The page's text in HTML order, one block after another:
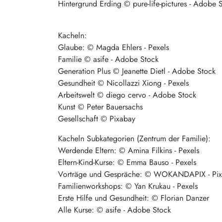
Hintergrund Erding © pure-life-pictures - Adobe
Kacheln:
Glaube: © Magda Ehlers - Pexels
Familie © asife - Adobe Stock
Generation Plus © Jeanette Dietl - Adobe Stock
Gesundheit © Nicollazzi Xiong - Pexels
Arbeitswelt © diego cervo - Adobe Stock
Kunst © Peter Bauersachs
Gesellschaft © Pixabay
Kacheln Subkategorien (Zentrum der Familie):
Werdende Eltern: © Amina Filkins - Pexels
Eltern-Kind-Kurse: © Emma Bauso - Pexels
Vorträge und Gespräche: © WOKANDAPIX -
Familienworkshops: © Yan Krukau - Pexels
Erste Hilfe und Gesundheit: © Florian Danzer
Alle Kurse: © asife - Adobe Stock